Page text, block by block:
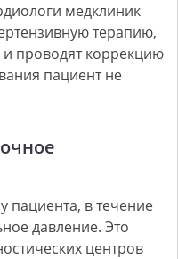
медклиник
терапию,
и проводят коррекцию
пациент не
пациента, в течение
давление. Это
центров